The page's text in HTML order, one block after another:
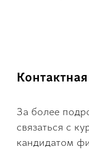
За более
связаться с
кандидатом